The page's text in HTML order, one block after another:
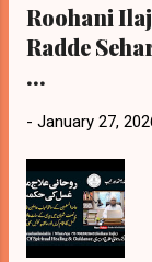
Roohani
Radde
...
- January 27,